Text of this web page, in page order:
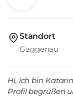
Standort
Gaggenau
Hi, ich bin
Profil begrüßen